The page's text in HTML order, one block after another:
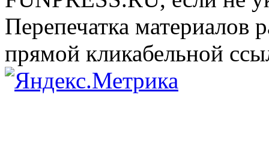
Перепечатка материалов
прямой кликабельной